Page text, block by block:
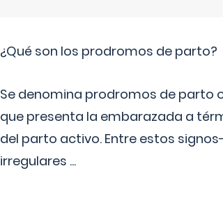
¿Qué son los prodromos de parto?
Se denomina prodromos de
que presenta la embarazada a
del parto activo. Entre estos
irregulares ...